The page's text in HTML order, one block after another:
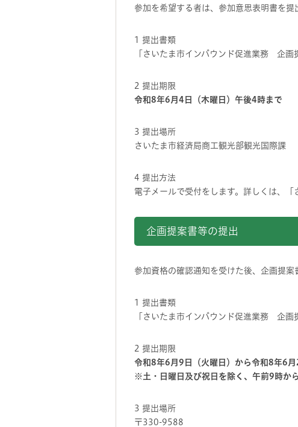
参加を希望する者は、参加意思表明書を提
1 提出書類
「さいたま市インバウンド促進業務 企画
2 提出期限
令和8年6月4日（木曜日）午後4時まで
3 提出場所
さいたま市経済局商工観光部観光国際課
4 提出方法
電子メールで受付をします。詳しくは、
企画提案書等の提出
参加資格の確認通知を受けた後、企画提
1 提出書類
「さいたま市インバウンド促進業務 企画
2 提出期限
令和8年6月9日（火曜日）から令和8年6
※土・日曜日及び祝日を除く、午前9時か
3 提出場所
〒330-9588